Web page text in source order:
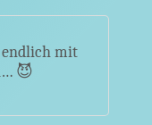
endlich mit
😈